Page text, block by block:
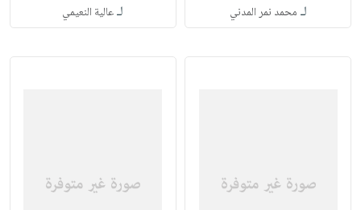
لـ محمد نمر المدني لـعالية النعيمي